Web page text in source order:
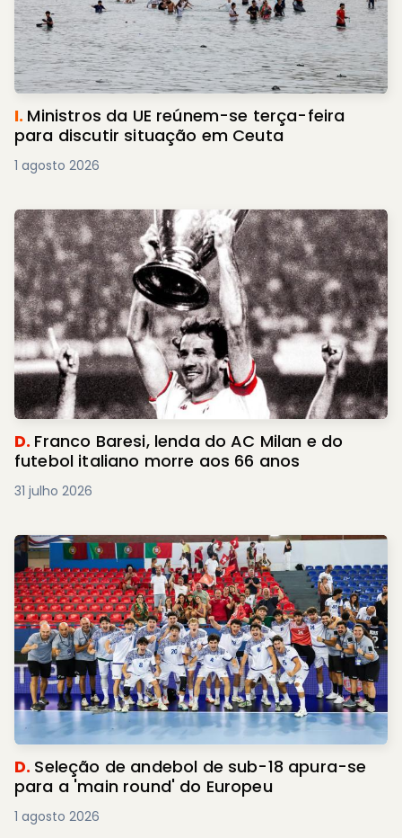
I. Ministros da UE reúnem-se terça-feira
para discutir situação em Ceuta
1 agosto 2026
D. Franco Baresi, lenda do AC Milan e do
futebol italiano morre aos 66 anos
31 julho 2026
D. Seleção de andebol de sub-18 apura-se
para a 'main round' do Europeu
1 agosto 2026